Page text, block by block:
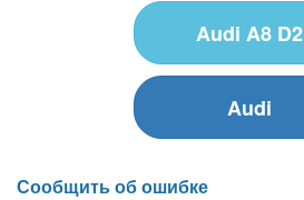
Audi A8 D2
Audi
Сообщить об ошибке